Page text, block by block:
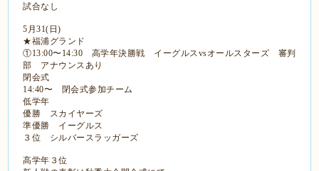
試合なし
5月31(日)
★福浦グランド
①13:00〜14:30 高学年決勝戦 イーグルスvsオールスターズ 審判
部 アナウンスあり
閉会式
14:40〜 閉会式参加チーム
低学年
優勝 スカイヤーズ
準優勝 イーグルス
３位 シルバースラッガーズ
高学年３位